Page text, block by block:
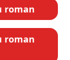
roman
roman